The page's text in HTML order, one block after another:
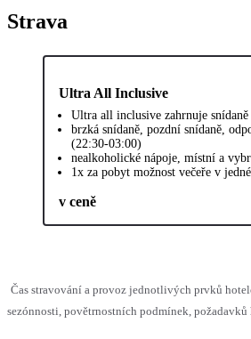
Strava
Ultra All Inclusive
Ultra all inclusive zahrnuje
brzká snídaně, pozdní snídaně,
(22:30-03:00)
nealkoholické nápoje, místní a
1x za pobyt možnost večeře v
v ceně
Čas stravování a provoz jednotlivých prvků
sezónnosti, povětrnostních podmínek,